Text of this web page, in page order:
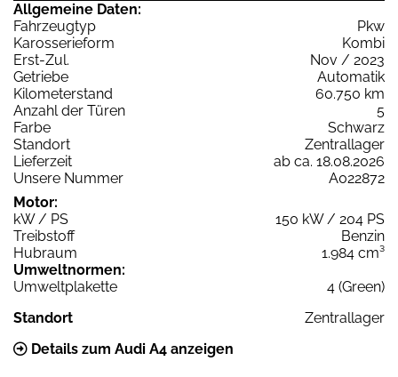
Allgemeine Daten:
Fahrzeugtyp
Pkw
Karosserieform
Kombi
Erst-Zul.
Nov / 2023
Getriebe
Automatik
Kilometerstand
60.750 km
Anzahl der Türen
5
Farbe
Schwarz
Standort
Zentrallager
Lieferzeit
ab ca. 18.08.2026
Unsere Nummer
A022872
Motor:
kW / PS
150 kW / 204 PS
Treibstoff
Benzin
Hubraum
1.984 cm³
Umweltnormen:
Umweltplakette
4 (Green)
Standort
Zentrallager
Details zum Audi A4 anzeigen